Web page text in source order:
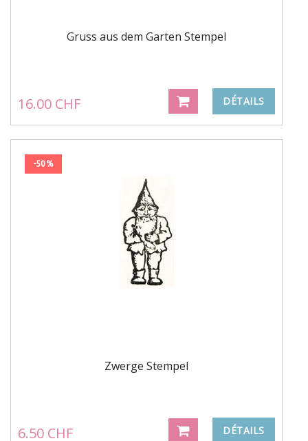
Gruss aus dem Garten Stempel
16.00 CHF DÉTAILS
-50%
Zwerge Stempel
6.50 CHF DÉTAILS